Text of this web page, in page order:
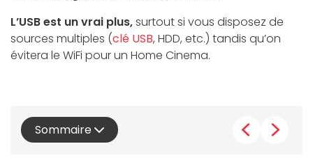
L’USB est un vrai plus,surtout si vous disposez de
sources multiples (clé USB, HDD, etc.) tandis qu’on
évitera le WiFi pour un Home Cinema.
Sommaire